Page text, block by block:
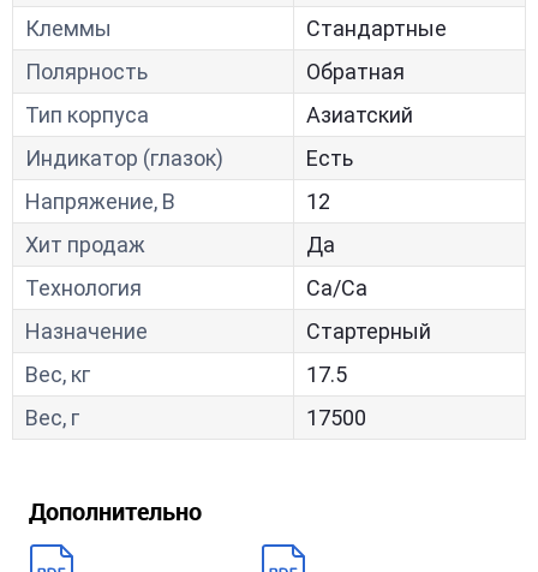
Клеммы
Стандартные
Полярность
Обратная
Тип корпуса
Азиатский
Индикатор (глазок)
Есть
Напряжение, В
12
Хит продаж
Да
Технология
Са/Са
Назначение
Стартерный
Вес, кг
17.5
Вес, г
17500
Дополнительно